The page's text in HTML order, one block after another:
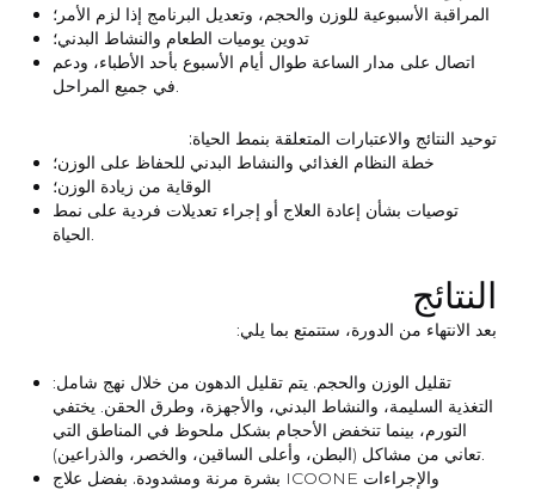
المراقبة الأسبوعية للوزن والحجم، وتعديل البرنامج إذا لزم الأمر؛
تدوين يوميات الطعام والنشاط البدني؛
اتصال على مدار الساعة طوال أيام الأسبوع بأحد الأطباء، ودعم
في جميع المراحل.
توحيد النتائج والاعتبارات المتعلقة بنمط الحياة:
خطة النظام الغذائي والنشاط البدني للحفاظ على الوزن؛
الوقاية من زيادة الوزن؛
توصيات بشأن إعادة العلاج أو إجراء تعديلات فردية على نمط
الحياة.
النتائج
بعد الانتهاء من الدورة، ستتمتع بما يلي:
تقليل الوزن والحجم. يتم تقليل الدهون من خلال نهج شامل:
التغذية السليمة، والنشاط البدني، والأجهزة، وطرق الحقن. يختفي
التورم، بينما تنخفض الأحجام بشكل ملحوظ في المناطق التي
تعاني من مشاكل (البطن، وأعلى الساقين، والخصر، والذراعين).
بشرة مرنة ومشدودة. بفضل علاج ICOONE والإجراءات